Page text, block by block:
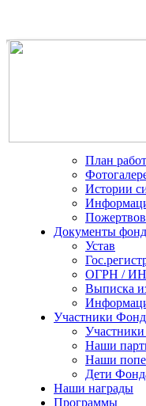
План
Истории
Документы
Устав
ОГРН /
Выписка
Участники
Наши
Наши
Дети
Наши награды
Программы